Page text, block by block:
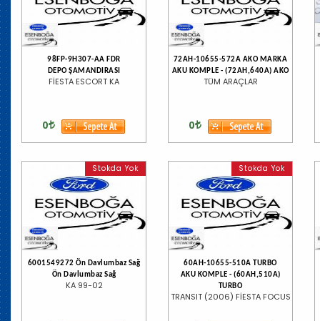
98FP-9H307-AA FDR
DEPO ŞAMANDIRASI
FİESTA ESCORT KA
0
72AH-10655-572A AKO MARKA
AKU KOMPLE - (72AH,640A) AKO
TÜM ARAÇLAR
0
Stokda Yok
6001549272 Ön Davlumbaz Sağ
Ön Davlumbaz Sağ
KA 99-02
Stokda Yok
60AH-10655-510A TURBO
AKU KOMPLE - (60AH,510A)
TURBO
TRANSIT (2006) FİESTA FOCUS